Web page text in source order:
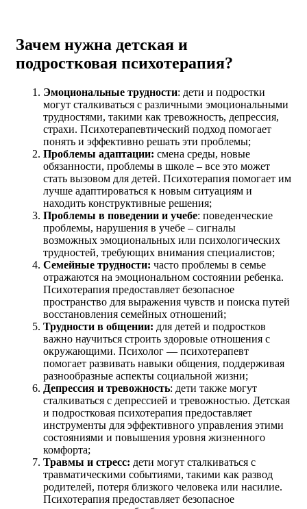
Зачем нужна детская и
подростковая психотерапия?
Эмоциональные трудности: дети и подростки
могут сталкиваться с различными эмоциональными
трудностями, такими как тревожность, депрессия,
страхи. Психотерапевтический подход помогает
понять и эффективно решать эти проблемы;
Проблемы адаптации: смена среды, новые
обязанности, проблемы в школе – все это может
стать вызовом для детей. Психотерапия помогает им
лучше адаптироваться к новым ситуациям и
находить конструктивные решения;
Проблемы в поведении и учебе: поведенческие
проблемы, нарушения в учебе – сигналы
возможных эмоциональных или психологических
трудностей, требующих внимания специалистов;
Семейные трудности: часто проблемы в семье
отражаются на эмоциональном состоянии ребенка.
Психотерапия предоставляет безопасное
пространство для выражения чувств и поиска путей
восстановления семейных отношений;
Трудности в общении: для детей и подростков
важно научиться строить здоровые отношения с
окружающими. Психолог — психотерапевт
помогает развивать навыки общения, поддерживая
разнообразные аспекты социальной жизни;
Депрессия и тревожность: дети также могут
сталкиваться с депрессией и тревожностью. Детская
и подростковая психотерапия предоставляет
инструменты для эффективного управления этими
состояниями и повышения уровня жизненного
комфорта;
Травмы и стресс: дети могут сталкиваться с
травматическими событиями, такими как развод
родителей, потеря близкого человека или насилие.
Психотерапия предоставляет безопасное